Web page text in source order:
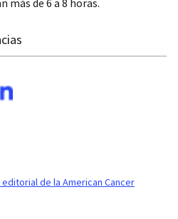
de la American Cancer